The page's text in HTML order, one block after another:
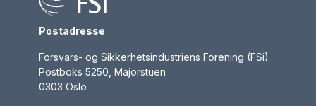
Postadresse
Forsvars- og Sikkerhetsindustriens Forening (FSi)
Postboks 5250, Majorstuen
0303 Oslo